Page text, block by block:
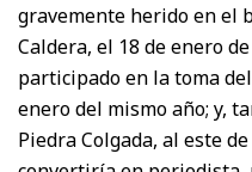
gravemente herido en el
Caldera, el 18 de enero
participado en la toma
enero del mismo año; y,
Piedra Colgada, al este